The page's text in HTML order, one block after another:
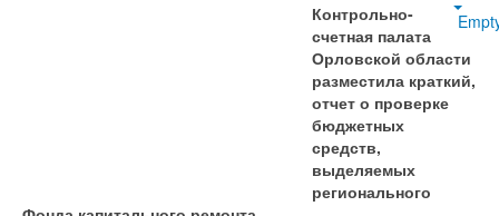
Контрольно-
счетная палата
Орловской области
разместила краткий,
отчет о проверке
бюджетных
средств,
выделяемых
регионального